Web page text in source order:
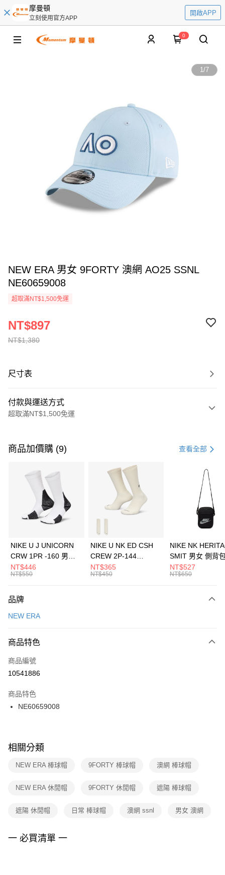
摩曼頓
立刻使用官方APP
開啟APP
0
1/7
NEW ERA 男女 9FORTY 澳網 AO25 SSNL
NE60659008
超取滿NT$1,500免運
NT$1,380
NT$897
尺寸表
付款與運送方式
超取滿NT$1,500免運
信用卡一次付款
3 期 0 利率 每期 21家銀行
合作金庫商業銀行
第一商業銀行
華南商業銀行
彰化商業銀行
上海商業儲蓄銀行
元大商業銀行
台灣樂天信用卡公司
Apple Pay
全盈+PAY
AFTEE先享後付
【關於「AFTEE先享後付」】
便利好安心！
３．安心：先確認商品／服務後，再付款。
【「AFTEE先享後付」結帳流程】
１．於結帳方式選擇「AFTEE先享後付」後，將跳轉至「AFTEE先享後付」
２．訂單成立數日內，您將收到繳費通知簡訊。
３．收到繳費通知簡訊後14天內，點擊此簡訊中的連結，可透過四大超商／
ATM／網路銀行／等多元方式進行付款，方視為交易完成。
※ 交易是否成功請以「AFTEE先享後付 」之結帳頁面顯示為準，若有關於
是否繳費成功／繳費後需取消欲退款等相關疑問，請聯繫「AFTEE先享後付
客戶支援中心」https://netprotections.freshdesk.com/support/home
１．透過由恩沛科技股份有限公司提供之「AFTEE先享後付」服務完成之交
權轉讓予恩沛科技股份有限公司。
３．未成年的使用者請事先徵得法定代理人或監護人之同意方可使用
「AFTEE先享後付」，若未經同意申辦者引起之損失，本公司不負相關責
運送方式
每筆NT$100，滿NT$1,500(含以上)免運費
宅配
每筆NT$100，滿NT$1,500(含以上)免運費
付款後門市自取
每筆NT$100，滿NT$1,500(含以上)免運費
商品加價購 (9) 查看全部
NIKE U J UNICORN
CRW 1PR -160 男女
中統襪 FZ3393100
NT$446
NT$550
NIKE U NK ED CSH
CREW 2P-144
EMBRDY 男女 短統襪
FZ3073133
NT$365
NT$450
NIKE NK
SMIT 男女 側背
BA5871010
NT$527
NT$650
品牌
NEW ERA
商品特色
商品編號
10541886
商品特色
NE60659008
相關分類
NEW ERA 棒球帽 9FORTY 棒球帽 澳網 棒球帽
NEW ERA 休閒帽 9FORTY 休閒帽 遮陽 棒球帽
遮陽 休閒帽 日常 棒球帽 澳網 ssnl 男女 澳網
一 必買清單 一